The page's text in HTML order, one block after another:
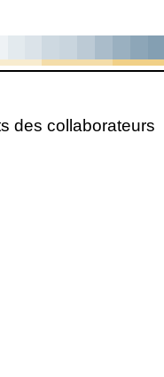
des collaborateurs